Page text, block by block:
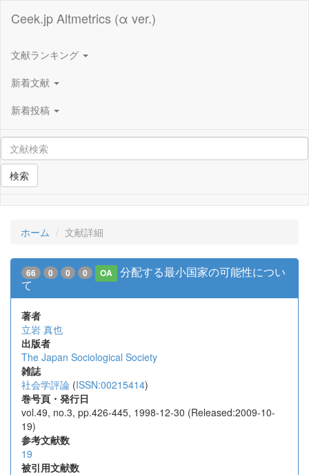
Ceek.jp Altmetrics (α ver.)
文献ランキング
新着文献
新着投稿
検索
ホーム 文献詳細
66 0 0 0 OA
分配する最小国家の可能性につい
て
著者
立岩 真也
出版者
The Japan Sociological Society
雑誌
社会学評論 (ISSN:00215414)
巻号頁・発行日
vol.49, no.3, pp.426-445, 1998-12-30 (Released:2009-10-
19)
参考文献数
19
被引用文献数